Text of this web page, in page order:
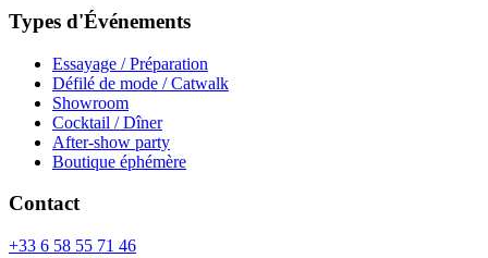
Types d'Événements
Essayage / Préparation
Défilé de mode / Catwalk
Showroom
Cocktail / Dîner
After-show party
Boutique éphémère
Contact
+33 6 58 55 71 46